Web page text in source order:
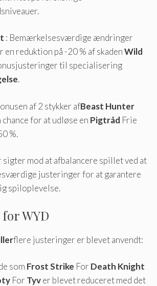
: Bemærkelsesværdige ændringer
en reduktion på -20 % af skadenWild
til specialisering
.
af 2 stykker afBeast Hunter
chance for at udløse en Pigtråd Frie
%.
mod at afbalancere spillet ved at
justeringer for at garantere
spiloplevelse.
WYD
flere justeringer er blevet anvendt:
som Frost Strike For Death Knight
For Tyver blevet reduceret med det